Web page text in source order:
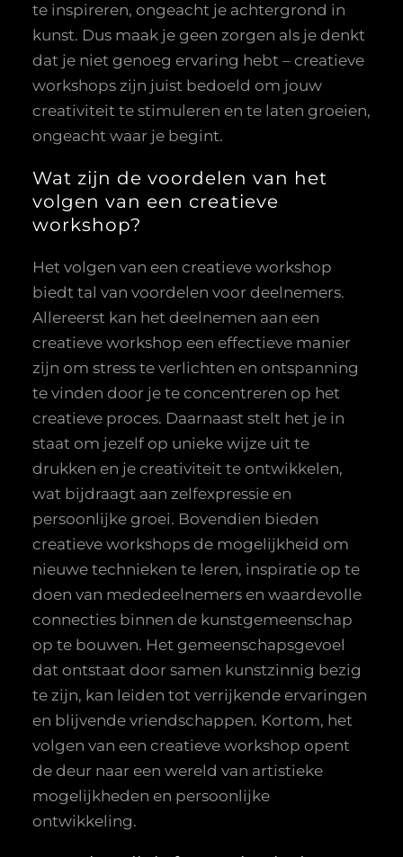
te inspireren, ongeacht je achtergrond in
kunst. Dus maak je geen zorgen als je denkt
dat je niet genoeg ervaring hebt – creatieve
workshops zijn juist bedoeld om jouw
creativiteit te stimuleren en te laten groeien,
ongeacht waar je begint.
Wat zijn de voordelen van het
volgen van een creatieve
workshop?
Het volgen van een creatieve workshop
biedt tal van voordelen voor deelnemers.
Allereerst kan het deelnemen aan een
creatieve workshop een effectieve manier
zijn om stress te verlichten en ontspanning
te vinden door je te concentreren op het
creatieve proces. Daarnaast stelt het je in
staat om jezelf op unieke wijze uit te
drukken en je creativiteit te ontwikkelen,
wat bijdraagt aan zelfexpressie en
persoonlijke groei. Bovendien bieden
creatieve workshops de mogelijkheid om
nieuwe technieken te leren, inspiratie op te
doen van mededeelnemers en waardevolle
connecties binnen de kunstgemeenschap
op te bouwen. Het gemeenschapsgevoel
dat ontstaat door samen kunstzinnig bezig
te zijn, kan leiden tot verrijkende ervaringen
en blijvende vriendschappen. Kortom, het
volgen van een creatieve workshop opent
de deur naar een wereld van artistieke
mogelijkheden en persoonlijke
ontwikkeling.